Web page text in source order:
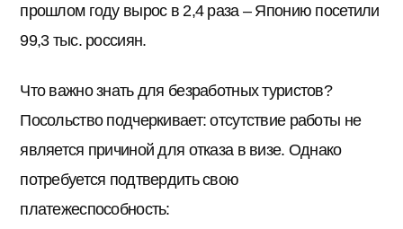
прошлом году вырос в 2,4 раза – Японию посетили
99,3 тыс. россиян.
Что важно знать для безработных туристов?
Посольство подчеркивает: отсутствие работы не
является причиной для отказа в визе. Однако
потребуется подтвердить свою
платежеспособность: